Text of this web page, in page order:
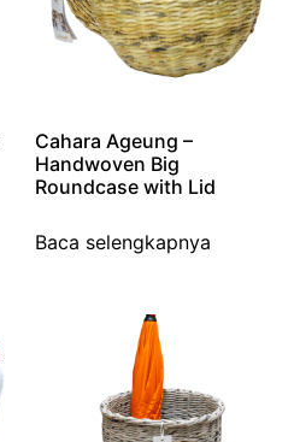
Cahara Ageung –
Handwoven Big
Roundcase with Lid
Baca selengkapnya